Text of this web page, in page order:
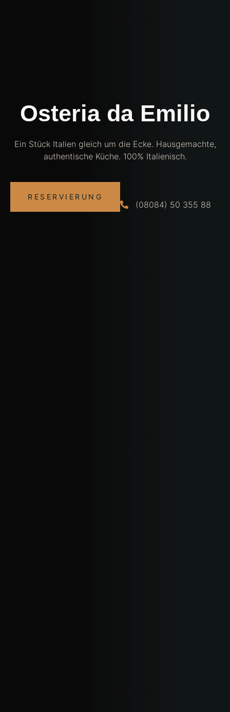
Osteria da Emilio
Ein Stück Italien gleich um die Ecke. Hausgemachte,
authentische Küche. 100% Italienisch.
RESERVIERUNG
(08084) 50 355 88